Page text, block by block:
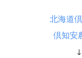
北海道
倶知安